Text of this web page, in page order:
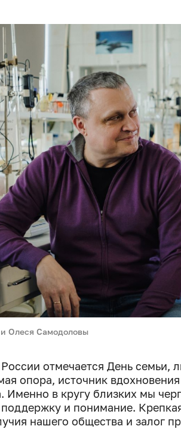
Олеся Самодоловы
отмечается День семьи,
опора, источник
Именно в кругу близких мы
и понимание.
нашего общества и залог